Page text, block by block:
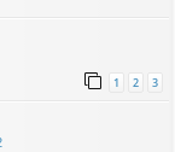
1 2 3